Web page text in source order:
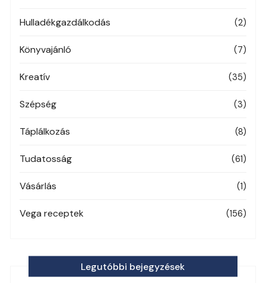
Hulladékgazdálkodás (2)
Könyvajánló (7)
Kreatív (35)
Szépség (3)
Táplálkozás (8)
Tudatosság (61)
Vásárlás (1)
Vega receptek (156)
Legutóbbi bejegyzések